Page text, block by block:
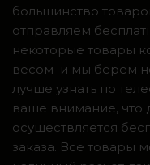
большинство
отправляем
некоторые товары
весом и мы берем
лучше узнать по
ваше внимание, что
осуществляется
заказа. Все товары